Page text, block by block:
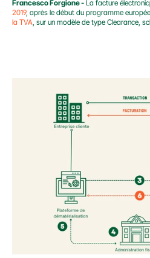
Francesco Forgione - La facture
2019, après le début du programme
la TVA, sur un modèle de type Clearance,